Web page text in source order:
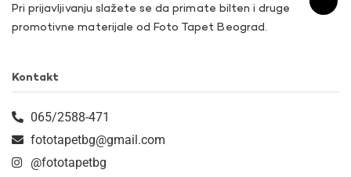
Pri prijavljivanju slažete se da primate bilten i druge
promotivne materijale od Foto Tapet Beograd.
Kontakt
065/2588-471
fototapetbg@gmail.com
@fototapetbg